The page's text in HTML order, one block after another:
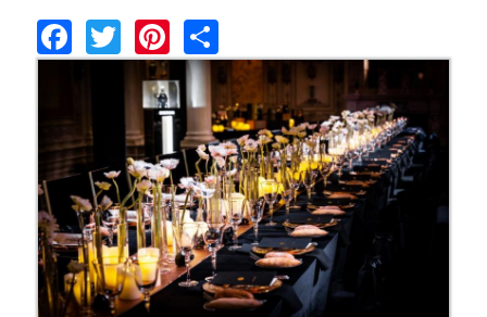
Facebook
TwitterPinterest